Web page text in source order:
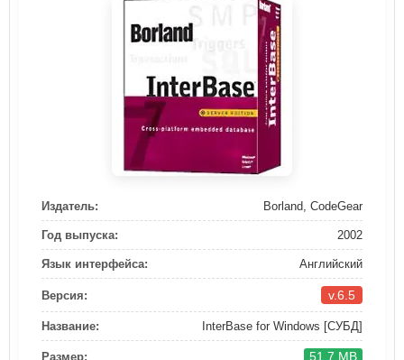
Издатель: Borland, CodeGear
Год выпуска: 2002
Язык интерфейса: Английский
Версия: v.6.5
Название: InterBase for Windows [СУБД]
Размер: 51.7 MB